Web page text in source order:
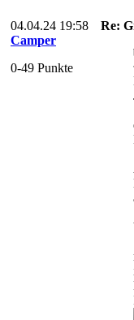
04.04.24 19:58
Camper
0-49 Punkte
Re: